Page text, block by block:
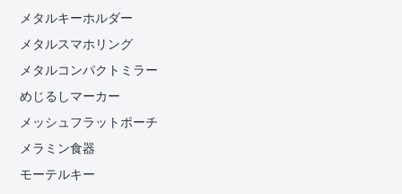
メタルキーホルダー
メタルスマホリング
メタルコンパクトミラー
めじるしマーカー
メッシュフラットポーチ
メラミン食器
モーテルキー